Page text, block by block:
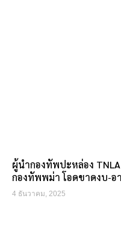
ผู้นำกองทัพปะหล่อง
กองทัพพม่า โอดขาดงบ-อ
4 ธันวาคม, 2025